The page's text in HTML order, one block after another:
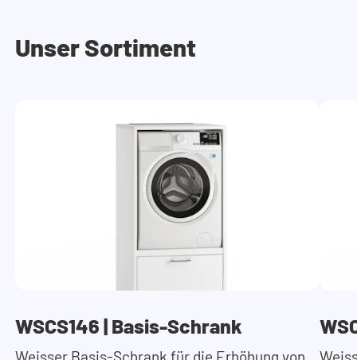
Unser Sortiment
WSCS146 | Basis-Schrank